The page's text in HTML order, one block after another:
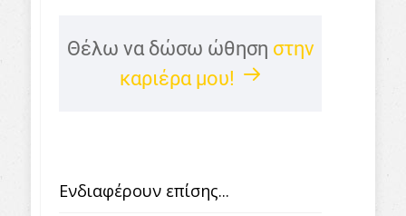
Θέλω να δώσω ώθηση στην
καριέρα μου!
Ενδιαφέρουν επίσης...